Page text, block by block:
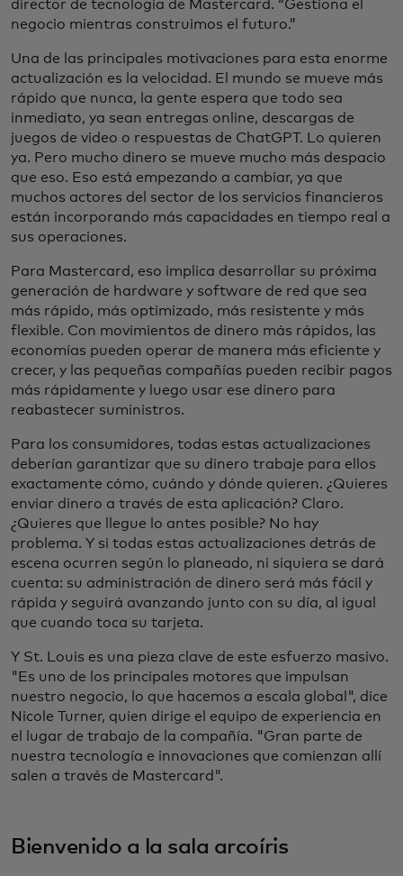
director de tecnología de Mastercard. “Gestiona el
negocio mientras construimos el futuro.”
Una de las principales motivaciones para esta enorme
actualización es la velocidad. El mundo se mueve más
rápido que nunca, la gente espera que todo sea
inmediato, ya sean entregas online, descargas de
juegos de video o respuestas de ChatGPT. Lo quieren
ya. Pero mucho dinero se mueve mucho más despacio
que eso. Eso está empezando a cambiar, ya que
muchos actores del sector de los servicios financieros
están incorporando más capacidades en tiempo real a
sus operaciones.
Para Mastercard, eso implica desarrollar su próxima
generación de hardware y software de red que sea
más rápido, más optimizado, más resistente y más
flexible. Con movimientos de dinero más rápidos, las
economías pueden operar de manera más eficiente y
crecer, y las pequeñas compañías pueden recibir pagos
más rápidamente y luego usar ese dinero para
reabastecer suministros.
Para los consumidores, todas estas actualizaciones
deberían garantizar que su dinero trabaje para ellos
exactamente cómo, cuándo y dónde quieren. ¿Quieres
enviar dinero a través de esta aplicación? Claro.
¿Quieres que llegue lo antes posible? No hay
problema. Y si todas estas actualizaciones detrás de
escena ocurren según lo planeado, ni siquiera se dará
cuenta: su administración de dinero será más fácil y
rápida y seguirá avanzando junto con su día, al igual
que cuando toca su tarjeta.
Y St. Louis es una pieza clave de este esfuerzo masivo.
"Es uno de los principales motores que impulsan
nuestro negocio, lo que hacemos a escala global", dice
Nicole Turner, quien dirige el equipo de experiencia en
el lugar de trabajo de la compañía. "Gran parte de
nuestra tecnología e innovaciones que comienzan allí
salen a través de Mastercard".
Bienvenido a la sala arcoíris